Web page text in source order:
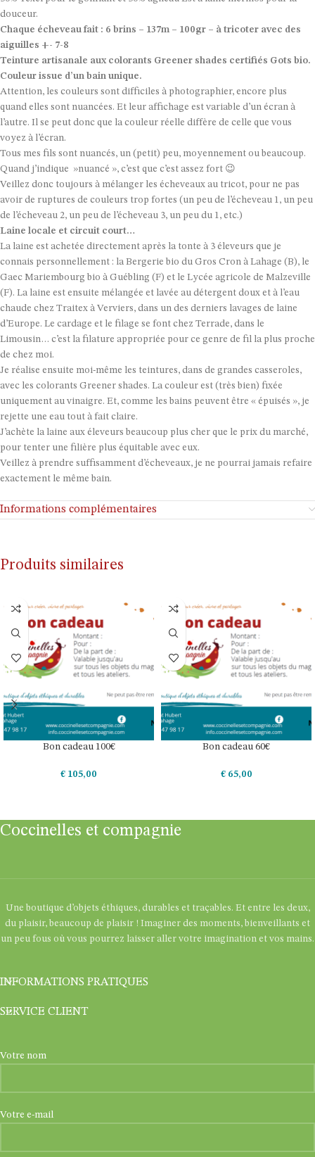
douceur.
Chaque écheveau fait : 6 brins – 137m – 100gr – à tricoter avec des
aiguilles +- 7-8
Teinture artisanale aux colorants Greener shades certifiés Gots bio.
Couleur issue d’un bain unique.
Attention, les couleurs sont difficiles à photographier, encore plus
quand elles sont nuancées. Et leur affichage est variable d’un écran à
l’autre. Il se peut donc que la couleur réelle diffère de celle que vous
voyez à l’écran.
Tous mes fils sont nuancés, un (petit) peu, moyennement ou beaucoup.
Quand j’indique »nuancé », c’est que c’est assez fort 😉
Veillez donc toujours à mélanger les écheveaux au tricot, pour ne pas
avoir de ruptures de couleurs trop fortes (un peu de l’écheveau 1, un peu
de l’écheveau 2, un peu de l’écheveau 3, un peu du 1, etc.)
Laine locale et circuit court…
La laine est achetée directement après la tonte à 3 éleveurs que je
connais personnellement : la Bergerie bio du Gros Cron à Lahage (B), le
Gaec Mariembourg bio à Guébling (F) et le Lycée agricole de Malzeville
(F). La laine est ensuite mélangée et lavée au détergent doux et à l’eau
chaude chez Traitex à Verviers, dans un des derniers lavages de laine
d’Europe. Le cardage et le filage se font chez Terrade, dans le
Limousin… c’est la filature appropriée pour ce genre de fil la plus proche
de chez moi.
Je réalise ensuite moi-même les teintures, dans de grandes casseroles,
avec les colorants Greener shades. La couleur est (très bien) fixée
uniquement au vinaigre. Et, comme les bains peuvent être « épuisés », je
rejette une eau tout à fait claire.
J’achète la laine aux éleveurs beaucoup plus cher que le prix du marché,
pour tenter une filière plus équitable avec eux.
Veillez à prendre suffisamment d’écheveaux, je ne pourrai jamais refaire
exactement le même bain.
Informations complémentaires
Produits similaires
Bon cadeau 100€
€ 105,00
Bon cadeau 60€
€65,00
Coccinelles et compagnie
Une boutique d’objets éthiques, durables et traçables. Et entre les deux,
du plaisir, beaucoup de plaisir ! Imaginer des moments, bienveillants et
un peu fous où vous pourrez laisser aller votre imagination et vos mains.
INFORMATIONS PRATIQUES
SERVICE CLIENT
Votre nom
Votre e-mail